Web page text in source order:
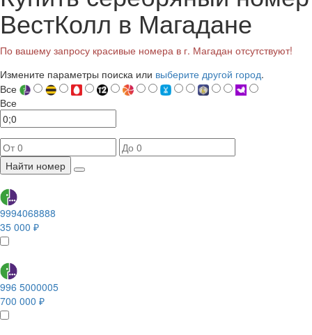
ВестКолл в Магадане
По вашему запросу красивые номера в г. Магадан отсутствуют!
Измените параметры поиска или выберите другой город.
Все
Все
Найти номер
9994068888
35 000 ₽
996 5000005
700 000 ₽